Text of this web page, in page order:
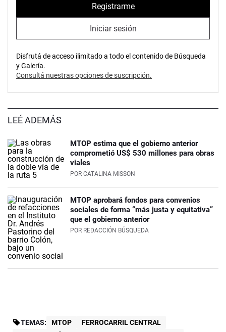
Registrarme
Iniciar sesión
Disfrutá de acceso ilimitado a todo el contenido de Búsqueda
y Galería.
Consultá nuestras opciones de suscripción.
LEÉ ADEMÁS
MTOP estima que el gobierno anterior
comprometió US$ 530 millones para obras
viales
POR CATALINA MISSON
MTOP aprobará fondos para convenios
sociales de forma “más justa y equitativa”
que el gobierno anterior
POR REDACCIÓN BÚSQUEDA
TEMAS: MTOP
FERROCARRIL CENTRAL